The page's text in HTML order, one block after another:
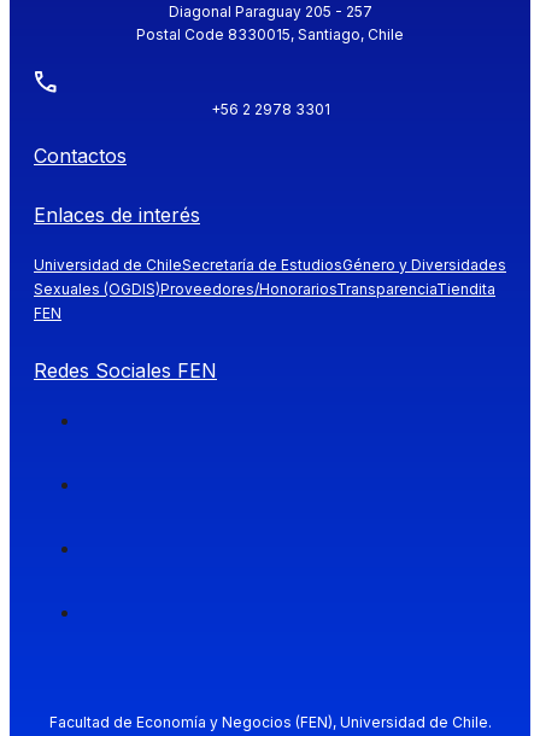
Diagonal Paraguay 205 - 257
Postal Code 8330015, Santiago, Chile
+56 2 2978 3301
Contactos
Enlaces de interés
Universidad de ChileSecretaría de EstudiosGénero y Diversidades
Sexuales (OGDIS)Proveedores/HonorariosTransparenciaTiendita
FEN
Redes Sociales FEN
Facultad de Economía y Negocios (FEN), Universidad de Chile.